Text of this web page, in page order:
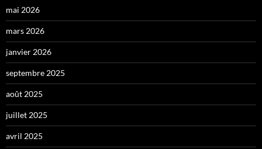
mai 2026
mars 2026
janvier 2026
septembre 2025
août 2025
juillet 2025
avril 2025